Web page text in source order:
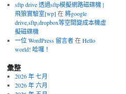
sftp drive 透過sftp模擬網路磁碟機 |
飛狼實驗室[wp] 在將google
drive,sftp,dropbox等空間變成本機虛
擬磁碟機
一位 WordPress 留言者在Hello
world! 哈囉！
彙整
2026 年 七月
2026 年 六月